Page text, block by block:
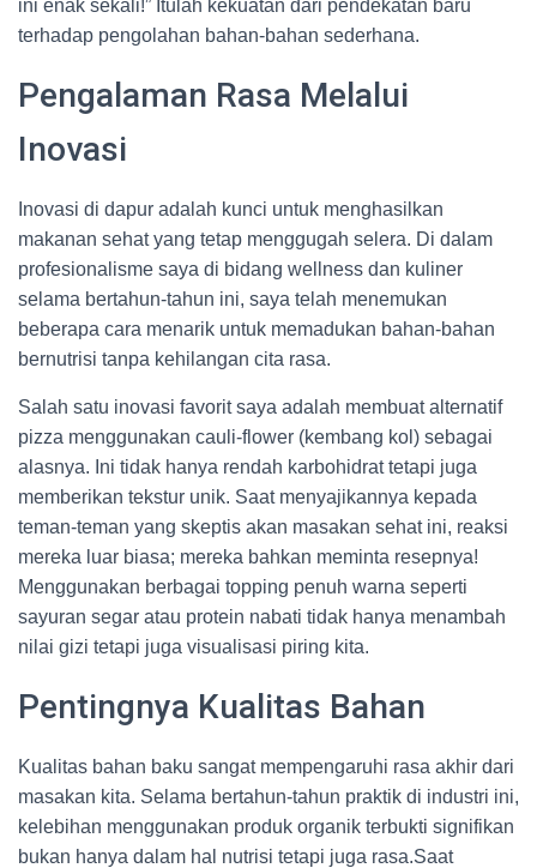
ini enak sekali!” Itulah kekuatan dari pendekatan baru
terhadap pengolahan bahan-bahan sederhana.
Pengalaman Rasa Melalui
Inovasi
Inovasi di dapur adalah kunci untuk menghasilkan
makanan sehat yang tetap menggugah selera. Di dalam
profesionalisme saya di bidang wellness dan kuliner
selama bertahun-tahun ini, saya telah menemukan
beberapa cara menarik untuk memadukan bahan-bahan
bernutrisi tanpa kehilangan cita rasa.
Salah satu inovasi favorit saya adalah membuat alternatif
pizza menggunakan cauli-flower (kembang kol) sebagai
alasnya. Ini tidak hanya rendah karbohidrat tetapi juga
memberikan tekstur unik. Saat menyajikannya kepada
teman-teman yang skeptis akan masakan sehat ini, reaksi
mereka luar biasa; mereka bahkan meminta resepnya!
Menggunakan berbagai topping penuh warna seperti
sayuran segar atau protein nabati tidak hanya menambah
nilai gizi tetapi juga visualisasi piring kita.
Pentingnya Kualitas Bahan
Kualitas bahan baku sangat mempengaruhi rasa akhir dari
masakan kita. Selama bertahun-tahun praktik di industri ini,
kelebihan menggunakan produk organik terbukti signifikan
bukan hanya dalam hal nutrisi tetapi juga rasa.Saat